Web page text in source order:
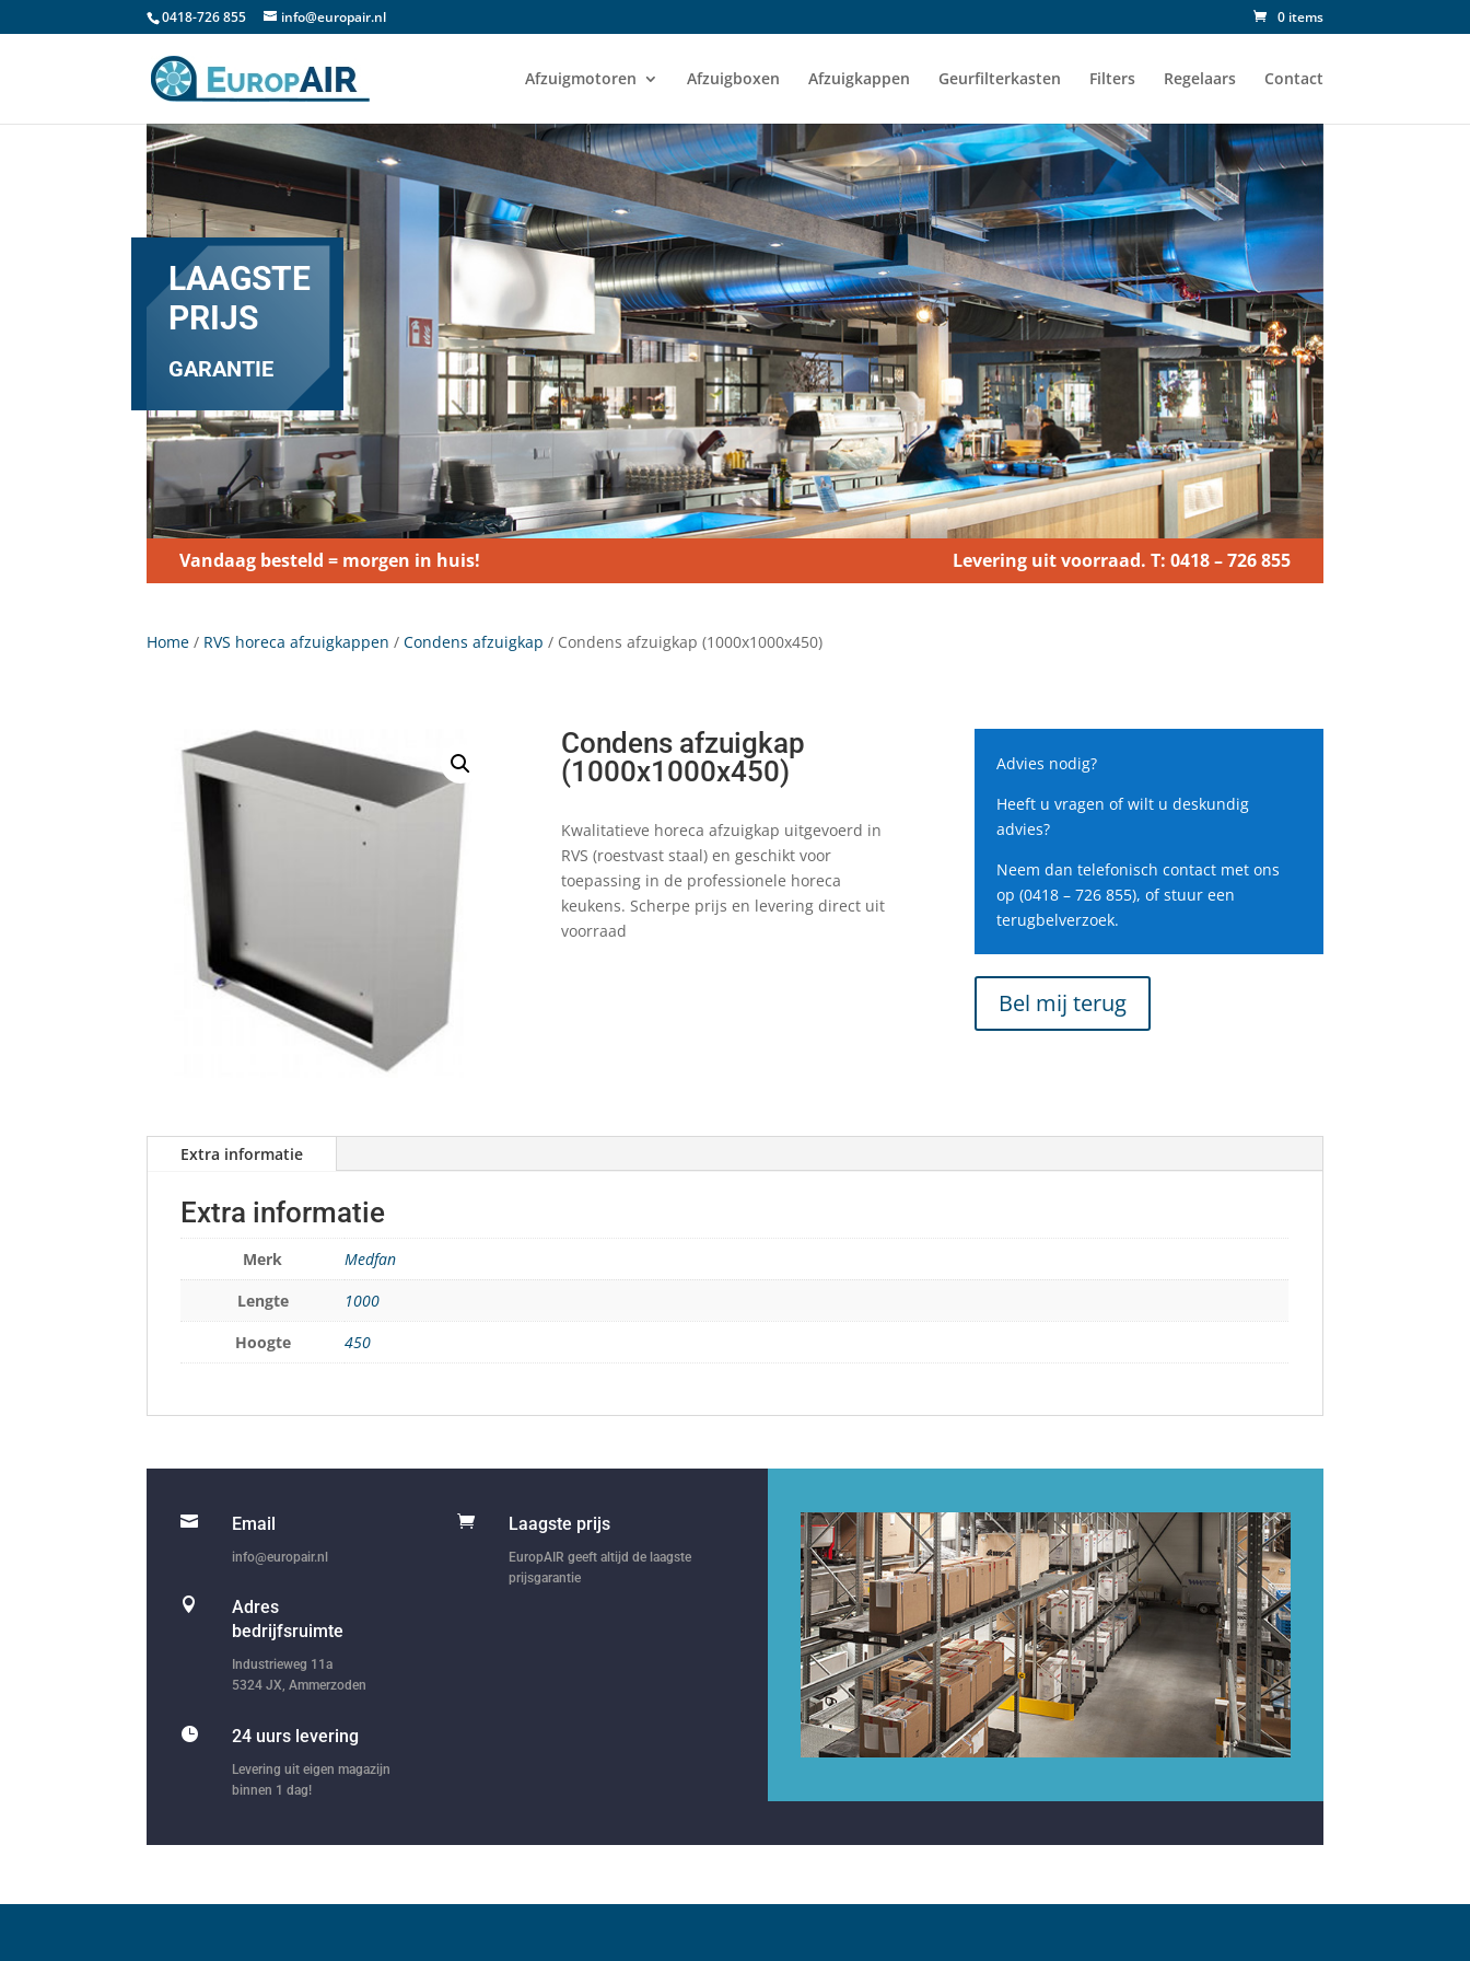
0418-726 855 info@europair.nl 0 items
Afzuigmotoren Afzuigboxen Afzuigkappen Geurfilterkasten Filters Regelaars Contact
LAAGSTE
PRIJS
GARANTIE
Vandaag besteld = morgen in huis! Levering uit voorraad. T: 0418 – 726 855
Home / RVS horeca afzuigkappen /Condens afzuigkap / Condens afzuigkap (1000x1000x450)
Condens afzuigkap
(1000x1000x450)
Kwalitatieve horeca afzuigkap uitgevoerd in
RVS (roestvast staal) en geschikt voor
toepassing in de professionele horeca
keukens. Scherpe prijs en levering direct uit
voorraad
Advies nodig?
Heeft u vragen of wilt u deskundig
advies?
Neem dan telefonisch contact met ons
op (0418 – 726 855), of stuur een
terugbelverzoek.
Bel mij terug
Extra informatie
Extra informatie
Merk
Medfan
Lengte
1000
Hoogte
450
 Email
info@europair.nl

Adres
bedrijfsruimte
Industrieweg 11a
5324 JX, Ammerzoden
 24 uurs levering
Levering uit eigen magazijn
binnen 1 dag!
 Laagste prijs
EuropAIR geeft altijd de laagste
prijsgarantie